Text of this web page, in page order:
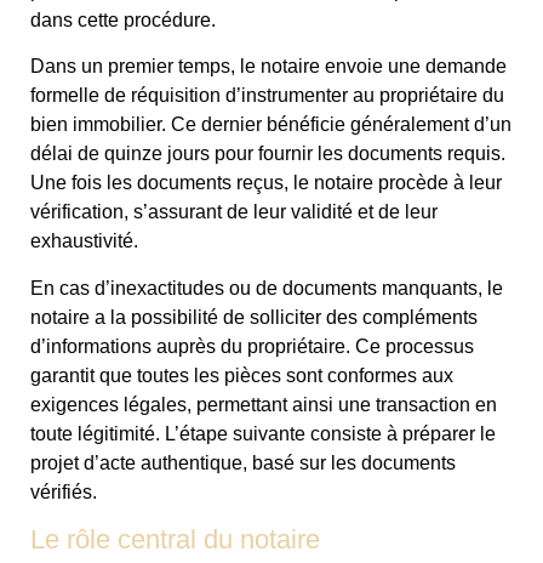
dans cette procédure.
Dans un premier temps, le notaire envoie une demande
formelle de réquisition d’instrumenter au propriétaire du
bien immobilier. Ce dernier bénéficie généralement d’un
délai de quinze jours pour fournir les documents requis.
Une fois les documents reçus, le notaire procède à leur
vérification, s’assurant de leur validité et de leur
exhaustivité.
En cas d’inexactitudes ou de documents manquants, le
notaire a la possibilité de solliciter des compléments
d’informations auprès du propriétaire. Ce processus
garantit que toutes les pièces sont conformes aux
exigences légales, permettant ainsi une transaction en
toute légitimité. L’étape suivante consiste à préparer le
projet d’acte authentique, basé sur les documents
vérifiés.
Le rôle central du notaire